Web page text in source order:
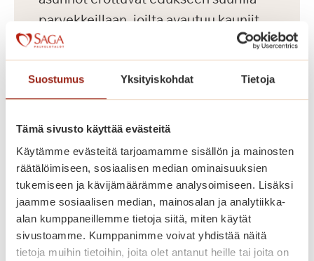
Suostumus Yksityiskohdat Tietoja
Tämä sivusto käyttää evästeitä
Käytämme evästeitä tarjoamamme sisällön ja mainosten
räätälöimiseen, sosiaalisen median ominaisuuksien
tukemiseen ja kävijämäärämme analysoimiseen. Lisäksi
jaamme sosiaalisen median, mainosalan ja analytiikka-
alan kumppaneillemme tietoja siitä, miten käytät
sivustoamme. Kumppanimme voivat yhdistää näitä
tietoja muihin tietoihin, joita olet antanut heille tai joita on
parvekkeillaan, joilta avautuu kauniit
näkymät Koneenpuistoon. Lisäksi
talossa on muun muassa jalkahoitajan
tilat, saunaosasto ja pyykkitupa.